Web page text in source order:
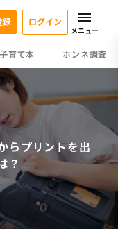
子育て本 ホンネ調査
録 ログイン
メニュー
らプリントを出
？